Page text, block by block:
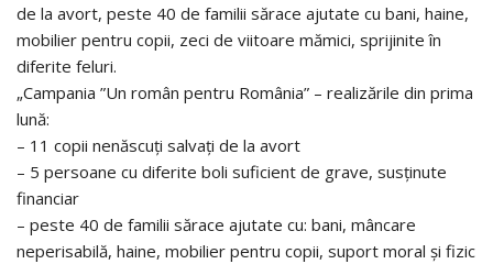
de la avort, peste 40 de familii sărace ajutate cu bani, haine,
mobilier pentru copii, zeci de viitoare mămici, sprijinite în
diferite feluri.
„Campania ”Un român pentru România” – realizările din prima
lună:
– 11 copii nenăscuți salvați de la avort
– 5 persoane cu diferite boli suficient de grave, susținute
financiar
– peste 40 de familii sărace ajutate cu: bani, mâncare
neperisabilă, haine, mobilier pentru copii, suport moral și fizic